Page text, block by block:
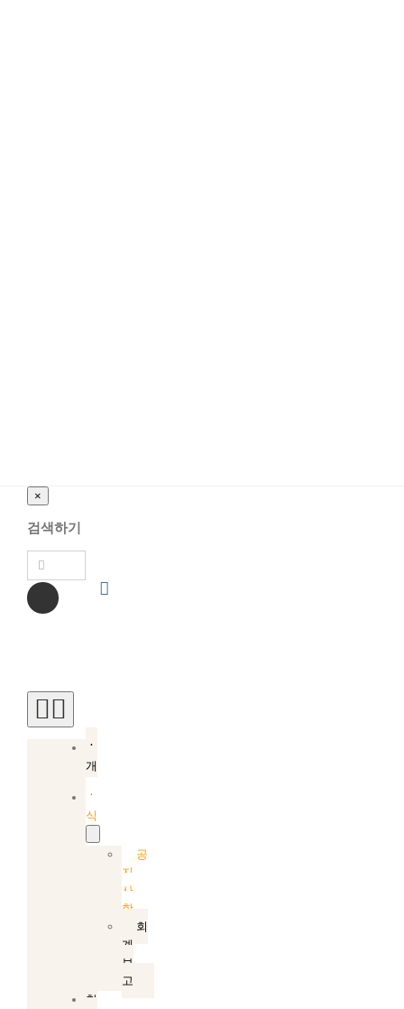
×
검색하기
Toggle
Navigation
소
개
소
식
공
지
사
항
회
계
보
고
참